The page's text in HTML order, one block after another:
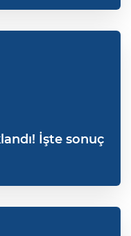
İşte sonuç